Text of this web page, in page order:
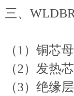
三、
（1）铜芯
（2）发热
（3）绝缘